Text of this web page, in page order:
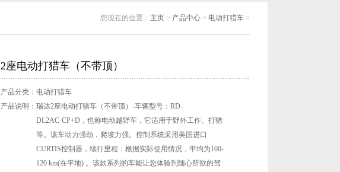
您现在的位置： 主页 > 产品中心 > 电动打猎车 >
2座电动打猎车（不带顶）
产品分类： 电动打猎车
产品说明： 瑞达2座电动打猎车（不带顶）-车辆型号：RD-
DL2AC·CP+D，也称电动越野车，它适用于野外工作、打猎
等。该车动力强劲，爬坡力强。控制系统采用美国进口
CURTIS控制器，续行里程：根据实际使用情况，平均为100-
120 km(在平地) 。该款系列的车能让您体验到随心所欲的驾